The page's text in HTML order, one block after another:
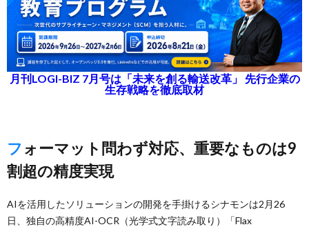
月刊LOGI-BIZ 7月号は「未来を創る輸送改革」 先行企業の
生存戦略を徹底取材
フォーマット問わず対応、重要なものは9
割超の精度実現
AIを活用したソリューションの開発を手掛けるシナモンは2月26
日、独自の高精度AI-OCR（光学式文字読み取り）「Flax